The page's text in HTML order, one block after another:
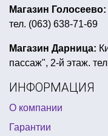
наряд на 14
вечеринка в черно
рыцарская
купить шары
свечи на торт буквы
купить боа киев
все для пиратской
Магазин Голосеево:
тел. (063) 638-71-69
Магазин Дарница:
пассаж", 2-й этаж.
ИНФОРМАЦИЯ
О компании
Гарантии